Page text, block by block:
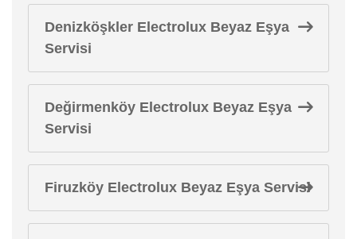
Denizköşkler Electrolux Beyaz Eşya
Servisi
Değirmenköy Electrolux Beyaz Eşya
Servisi
Firuzköy Electrolux Beyaz Eşya Servisi